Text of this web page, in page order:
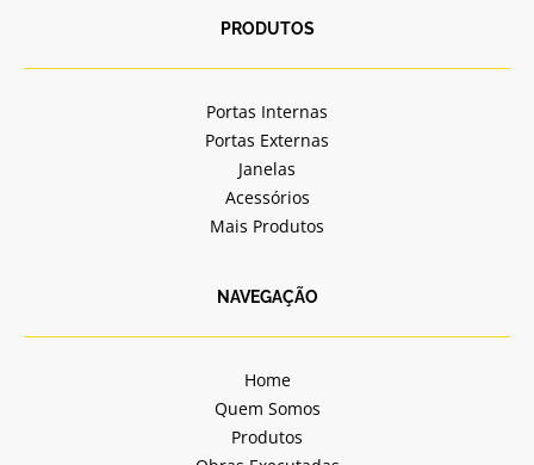
b
o
k
-
f
a
r
a
m
PRODUTOS
Portas Internas
Portas Externas
Janelas
Acessórios
Mais Produtos
NAVEGAÇÃO
Home
Quem Somos
Produtos